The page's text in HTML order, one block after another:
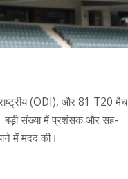
(ODI), और 81 T20 मैच
बड़ी संख्या में प्रशंसक और सह-
में मदद की।